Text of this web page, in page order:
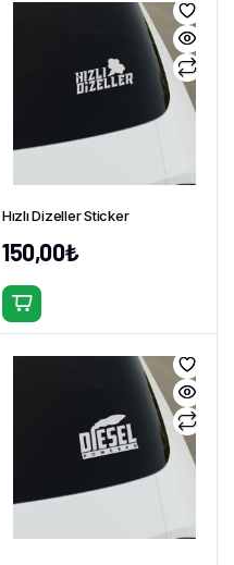
varyasyonu
ürün
Hızlı Dizeller Sticker
150,00₺
Bu
ürünün
varyasyonu
ürün